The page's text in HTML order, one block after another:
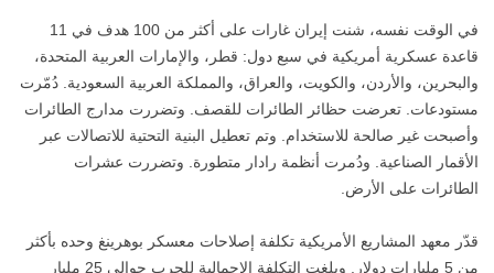
في الوقت نفسه، شنت إيران غارات على أكثر من 100 هدف في 11
قاعدة عسكرية أمريكية في سبع دول: قطر، والإمارات العربية المتحدة،
والبحرين، والأردن، والكويت، والعراق، والمملكة العربية السعودية. دُمّرت
مستودعات. تعرضت حظائر الطائرات للقصف. وتضررت مدارج الطائرات
وأصبحت غير صالحة للاستخدام. وتم تعطيل البنية التحتية للاتصالات عبر
الأقمار الصناعية. ودُمرت أنظمة رادار متطورة. وتضررت عشرات
الطائرات على الأرض.
قدّر معهد المشاريع الأمريكية تكلفة إصلاحات معسكر بوهرينغ وحده بأكثر
من 5 مليارات دولار. وبلغت التكلفة الإجمالية للحرب حوالي 25 مليار